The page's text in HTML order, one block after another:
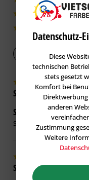
Bewertung abgeben
Shopkunde verifiziert
Super Produkt :)
Super Produkt :) lässt
Shopkunde
Datenschutz-
Diese
technischen
stets gesetzt
Komfort bei
anderen
Zustimmung
Weitere